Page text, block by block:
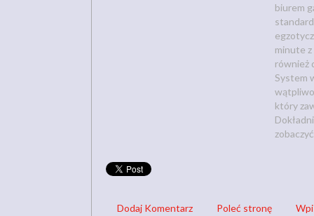
biurem
minute
również
System
który
Dodaj Komentarz Poleć stronę